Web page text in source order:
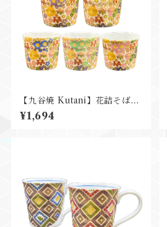
【九谷焼 Kutani】花詰そばち
ょこ/吉右衛門窯
¥1,694